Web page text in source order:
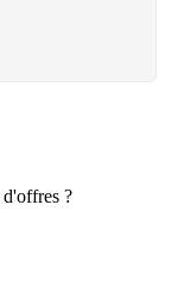
d'offres ?